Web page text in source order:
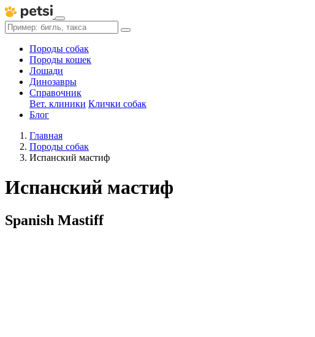
Породы собак
Породы кошек
Лошади
Динозавры
Справочник
Вет. клиники Клички собак
Блог
Главная
Породы собак
Испанский мастиф
Испанский мастиф
Spanish Mastiff